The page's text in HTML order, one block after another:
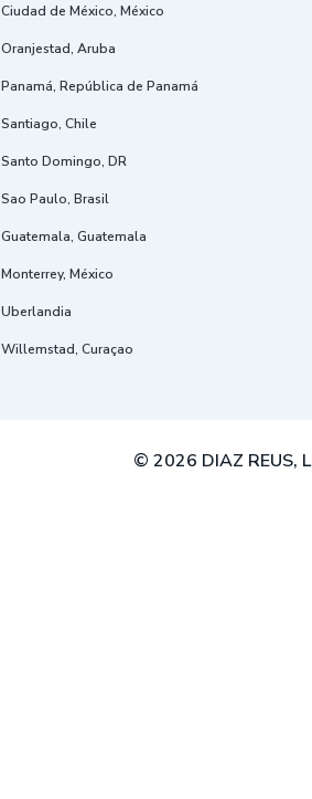
Ciudad de México, México
Oranjestad, Aruba
Panamá, República de Panamá
Santiago, Chile
Santo Domingo, DR
Sao Paulo, Brasil
Guatemala, Guatemala
Monterrey, México
Uberlandia
Willemstad, Curaçao
© 2026 DIAZ REUS,